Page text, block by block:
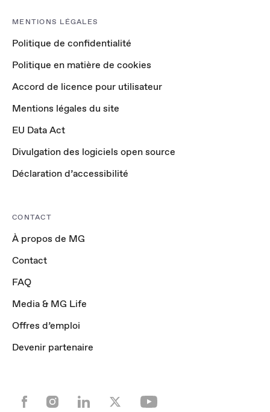
MENTIONS LÉGALES
Politique de confidentialité
Politique en matière de cookies
Accord de licence pour utilisateur
Mentions légales du site
EU Data Act
Divulgation des logiciels open source
Déclaration d’accessibilité
CONTACT
À propos de MG
Contact
FAQ
Media & MG Life
Offres d’emploi
Devenir partenaire